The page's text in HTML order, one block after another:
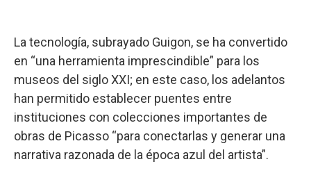
La tecnología, subrayado Guigon, se ha convertido
en “una herramienta imprescindible” para los
museos del siglo XXI; en este caso, los adelantos
han permitido establecer puentes entre
instituciones con colecciones importantes de
obras de Picasso “para conectarlas y generar una
narrativa razonada de la época azul del artista”.